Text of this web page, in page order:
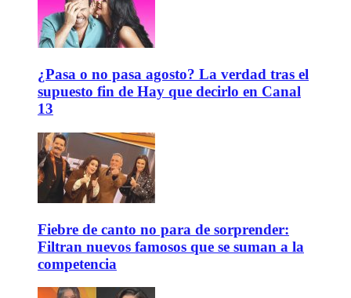
¿Pasa o no pasa agosto? La verdad tras el
supuesto fin de Hay que decirlo en Canal
13
Fiebre de canto no para de sorprender:
Filtran nuevos famosos que se suman a la
competencia